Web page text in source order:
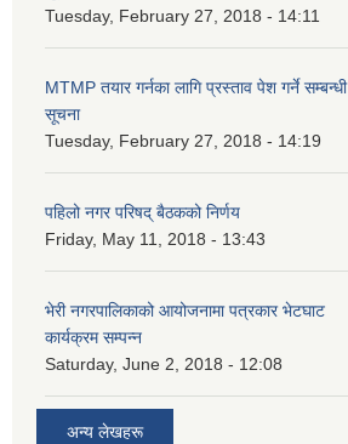
Tuesday, February 27, 2018 - 14:11
MTMP तयार गर्नका लागि प्रस्ताव पेश गर्ने सम्बन्धी
सूचना
Tuesday, February 27, 2018 - 14:19
पहिलो नगर परिषद् बैठकको निर्णय
Friday, May 11, 2018 - 13:43
भेरी नगरपालिकाको आयोजनामा पत्रकार भेटघाट
कार्यक्रम सम्पन्न
Saturday, June 2, 2018 - 12:08
अन्य लेखहरू